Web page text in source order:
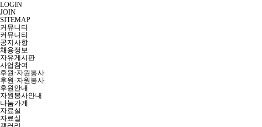
LOGIN
JOIN
SITEMAP
커뮤니티
커뮤니티
공지사항
채용정보
자유게시판
사업참여
후원·자원봉사
후원·자원봉사
후원안내
자원봉사안내
나눔가게
자료실
자료실